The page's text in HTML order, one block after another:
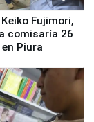
comisaría 26
Piura